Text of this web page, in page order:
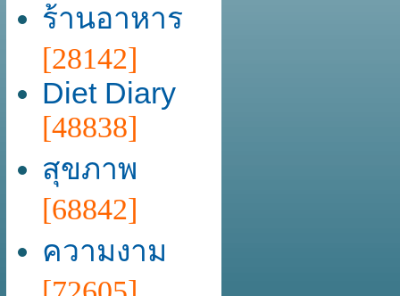
ร้านอาหาร
[28142]
Diet Diary
[48838]
สุขภาพ
[68842]
ความงาม